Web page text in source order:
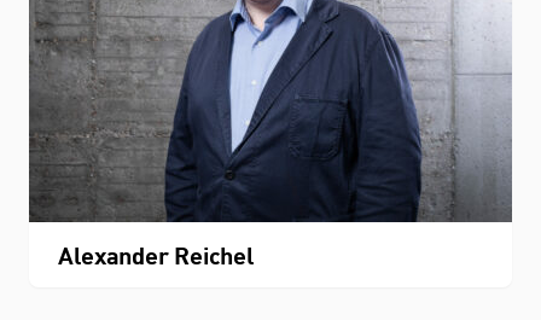
Alexander Reichel